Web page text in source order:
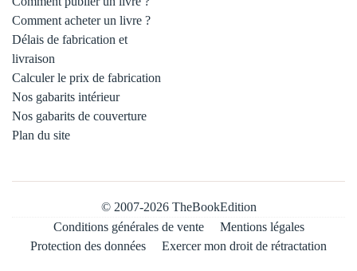
Comment acheter un livre ?
Délais de fabrication et
livraison
Calculer le prix de fabrication
Nos gabarits intérieur
Nos gabarits de couverture
Plan du site
© 2007-2026 TheBookEdition
Conditions générales de vente
Mentions légales
Protection des données
Exercer mon droit de rétractation